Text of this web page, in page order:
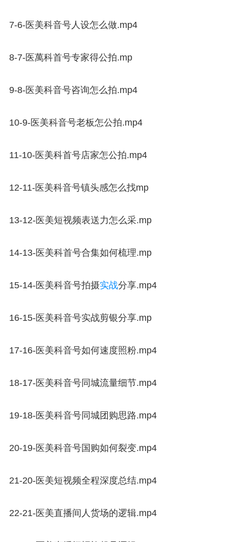
7-6-医美科音号人设怎么做.mp4
8-7-医萬科首号专家得公拍.mp
9-8-医美科音号咨询怎么拍.mp4
10-9-医美科音号老板怎公拍.mp4
11-10-医美科首号店家怎公拍.mp4
12-11-医美科音号镇头感怎么找mp
13-12-医美短视频表送力怎么采.mp
14-13-医美科首号合集如何梳理.mp
15-14-医美科音号拍摄实战分享.mp4
16-15-医美科音号实战剪银分享.mp
17-16-医美科音号如何速度照粉.mp4
18-17-医美科音号同城流量细节.mp4
19-18-医美科音号同城团购思路.mp4
20-19-医美科音号国购如何裂变.mp4
21-20-医美短视频全程深度总结.mp4
22-21-医美直播间人货场的逻辑.mp4